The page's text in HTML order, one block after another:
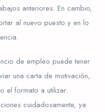
anteriores. En cambio,
al nuevo puesto y en lo
de empleo puede tener
una carta de motivación,
el formato a utilizar.
cuidadosamente, ya